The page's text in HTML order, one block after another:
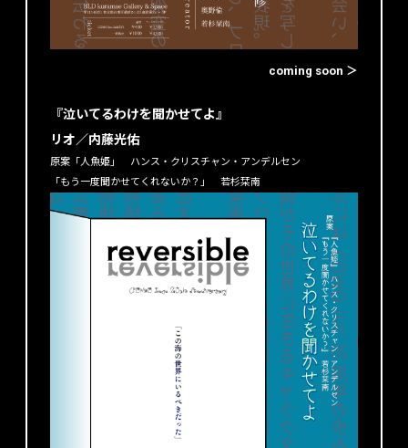
coming soon ＞
『泣いてるわけを聞かせてよ』
リオ／内藤光佑
原案「人魚姫」 ハンス・クリスチャン・アンデルセン
「もう一度聞かせてくれないか？」 若杉栞南